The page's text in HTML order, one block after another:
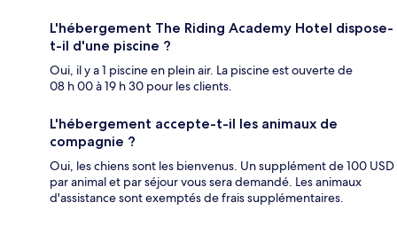
L'hébergement The Riding Academy Hotel dispose-
t-il d'une piscine ?
Oui, il y a 1 piscine en plein air. La piscine est ouverte de
08 h 00 à 19 h 30 pour les clients.
L'hébergement accepte-t-il les animaux de
compagnie ?
Oui, les chiens sont les bienvenus. Un supplément de 100 USD
par animal et par séjour vous sera demandé. Les animaux
d'assistance sont exemptés de frais supplémentaires.